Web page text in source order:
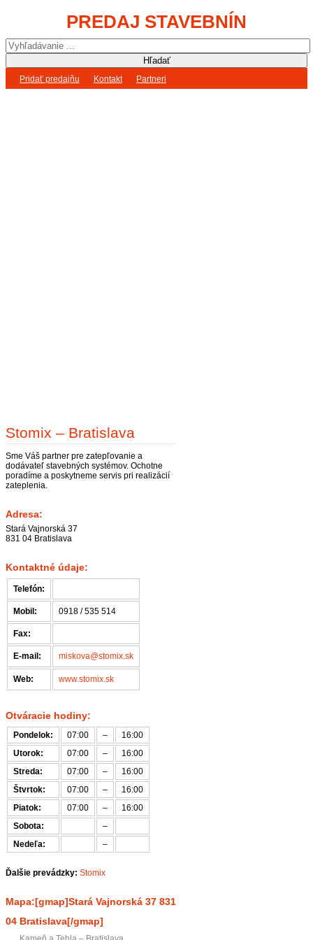
PREDAJ STAVEBNÍN
Pridať predajňu Kontakt Partneri
Stomix – Bratislava
Sme Váš partner pre zatepľovanie a
dodávateľ stavebných systémov. Ochotne
poradíme a poskytneme servis pri realizácií
zateplenia.
Adresa:
Stará Vajnorská 37
831 04 Bratislava
Kontaktné údaje:
Telefón:
Mobil: 0918 / 535 514
Fax:
E-mail: miskova@stomix.sk
Web: www.stomix.sk
Otváracie hodiny:
Pondelok: 07:00 –
16:00
Utorok:
07:00 –
16:00
Streda:
07:00 –
16:00
Štvrtok:
07:00 –
16:00
Piatok:
07:00 –
16:00
Sobota:
–
Nedeľa:
–
Ďalšie prevádzky: Stomix
Mapa:[gmap]Stará Vajnorská 37 831
04 Bratislava[/gmap]